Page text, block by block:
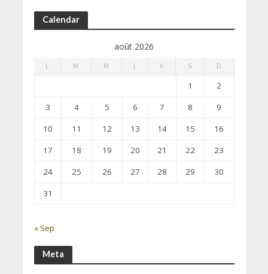
Calendar
août 2026
L M M J V S D
1
2
3
4 5 6 7 8
9
10
11 12 13 14 15
16
17
18 19 20 21 22
23
24
25 26 27 28 29
30
31
« Sep
Meta